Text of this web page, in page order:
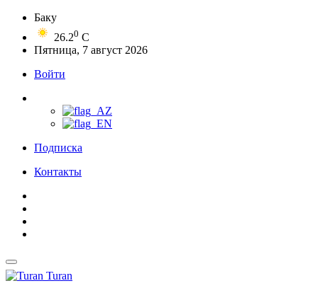
Баку
26.20 C
Пятница, 7 август 2026
Войти
Подписка
Контакты
Turan